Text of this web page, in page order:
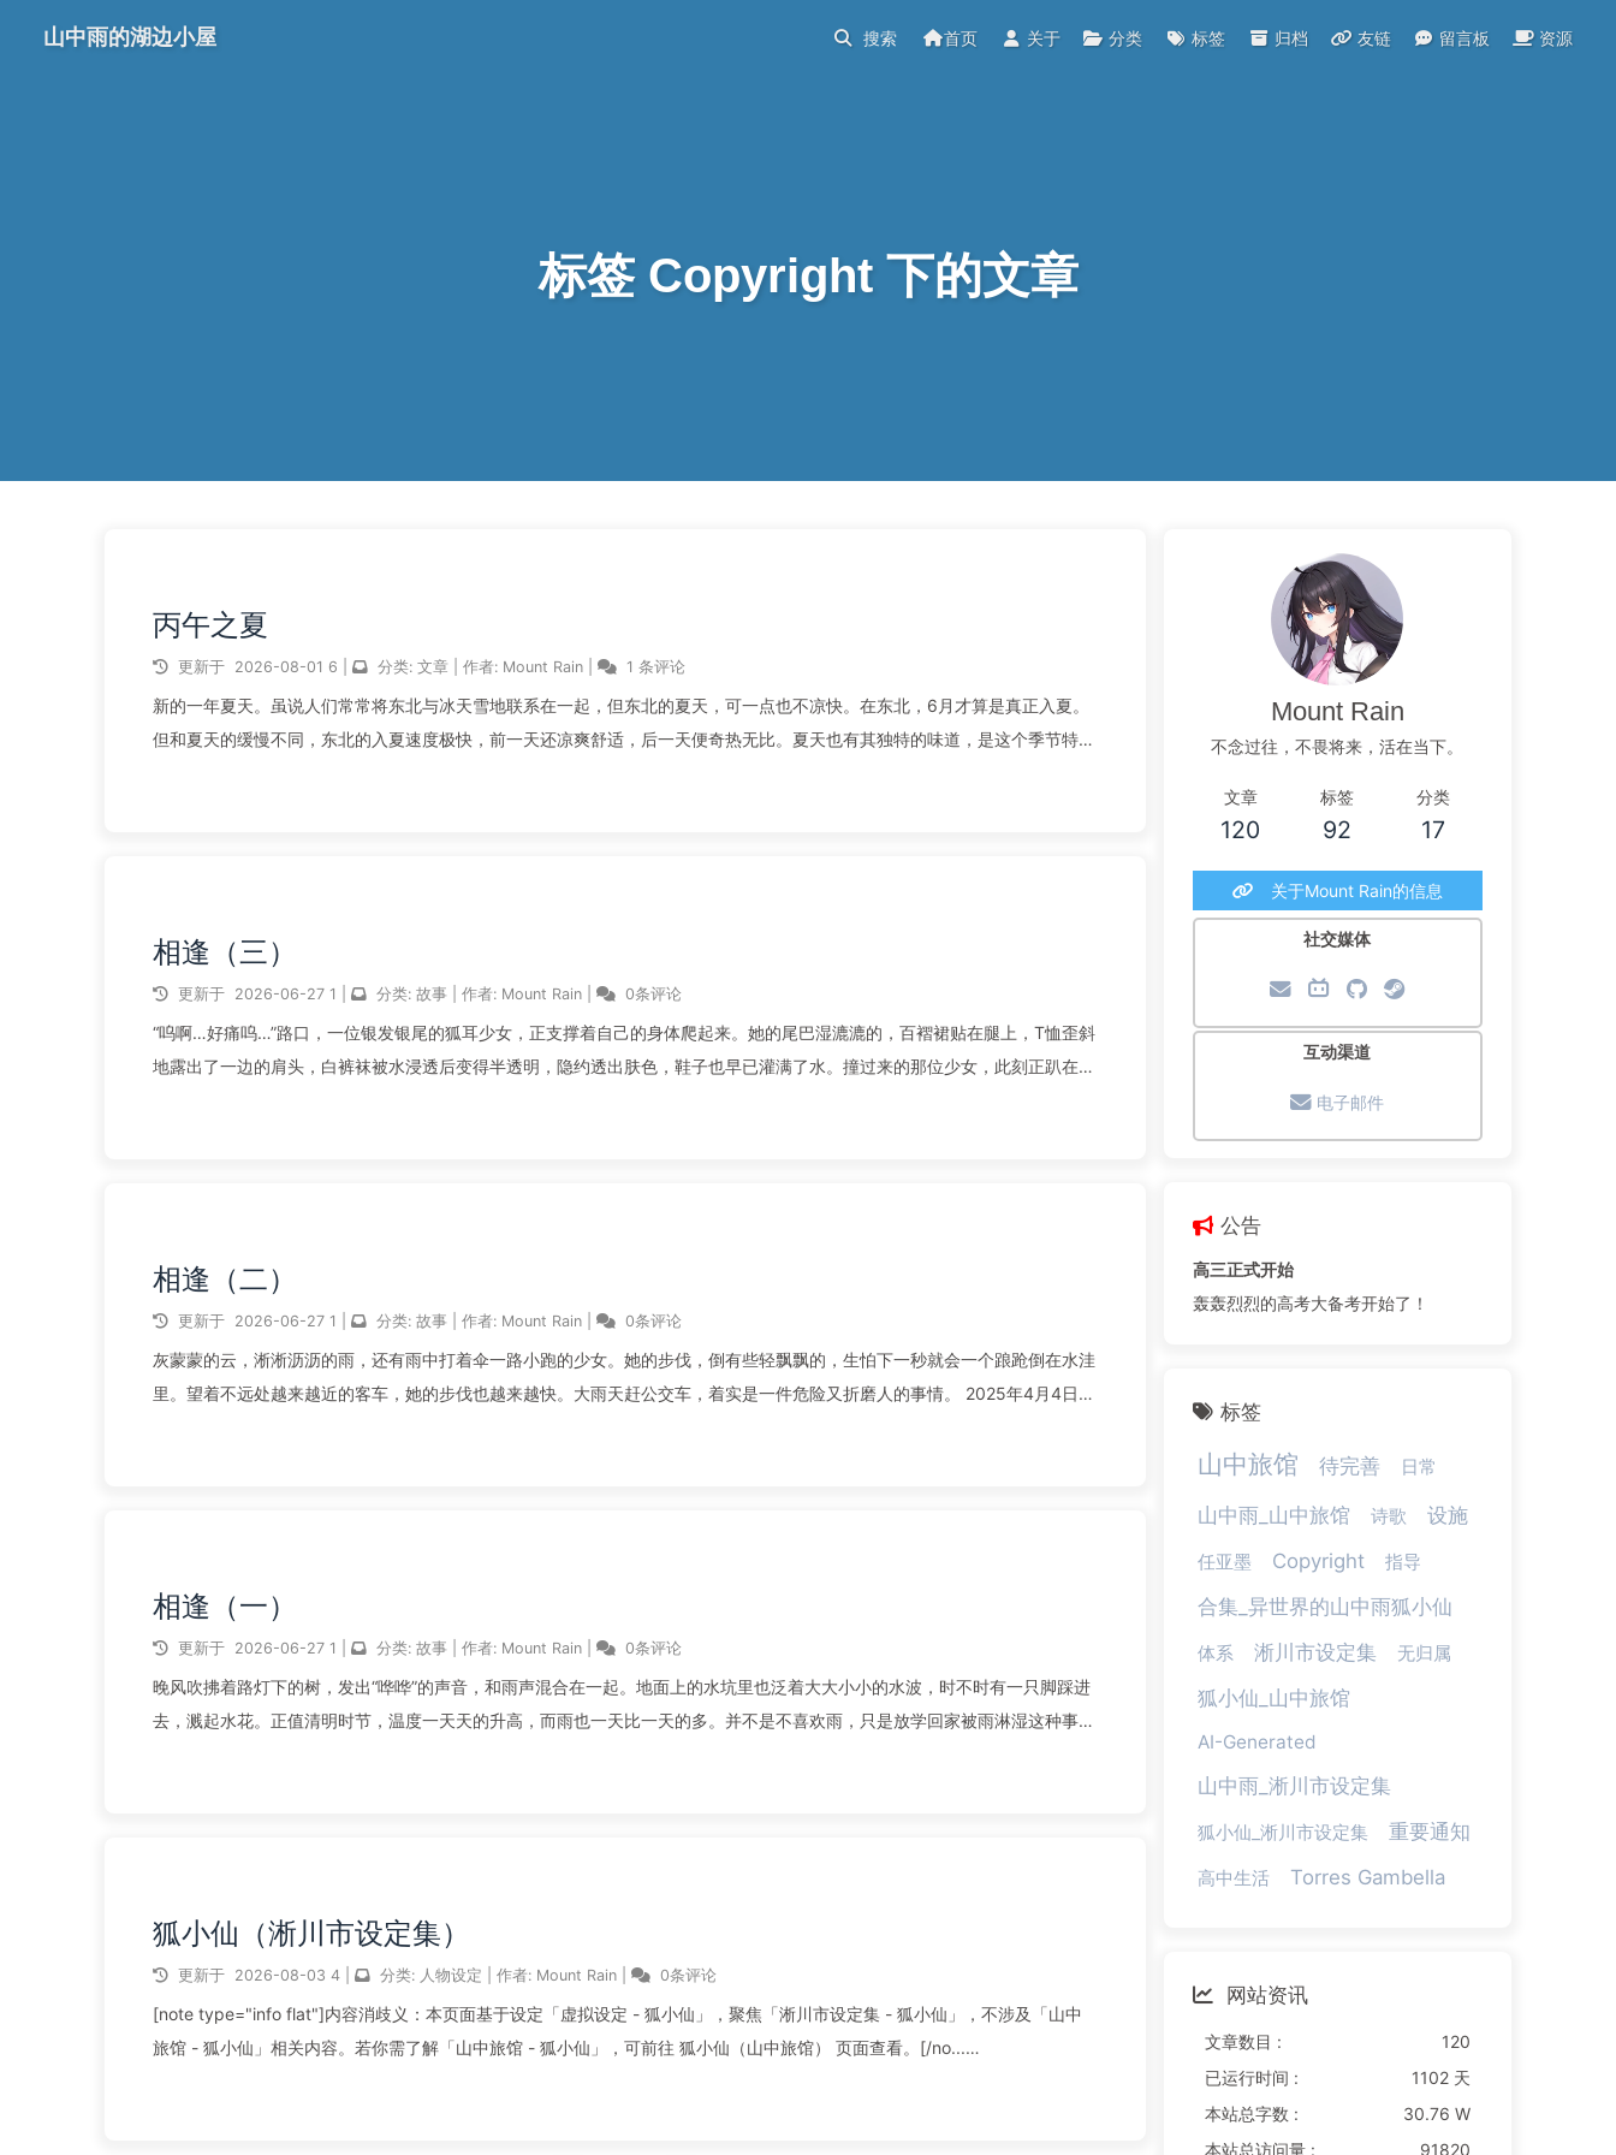
标签 Copyright 下的文章
山中雨的湖边小屋 首页 关于 分类 标签 归档 友链 留言板 资源
丙午之夏
更新于 2026-08-01 6 分类: 文章 作者: Mount Rain 1 条评论
新的一年夏天。虽说人们常常将东北与冰天雪地联系在一起，但东北的夏天，可一点也不凉快。在东北，6月才算是真正入夏。
但和夏天的缓慢不同，东北的入夏速度极快，前一天还凉爽舒适，后一天便奇热无比。夏天也有其独特的味道，是这个季节特有
相逢（三）
更新于 2026-06-27 1 分类: 故事 作者: Mount Rain 0条评论
“呜啊…好痛呜…”路口，一位银发银尾的狐耳少女，正支撑着自己的身体爬起来。她的尾巴湿漉漉的，百褶裙贴在腿上，T恤歪斜
地露出了一边的肩头，白裤袜被水浸透后变得半透明，隐约透出肤色，鞋子也早已灌满了水。撞过来的那位少女，此刻正趴在地
相逢（二）
更新于 2026-06-27 1 分类: 故事 作者: Mount Rain 0条评论
灰蒙蒙的云，淅淅沥沥的雨，还有雨中打着伞一路小跑的少女。她的步伐，倒有些轻飘飘的，生怕下一秒就会一个踉跄倒在水洼
里。望着不远处越来越近的客车，她的步伐也越来越快。大雨天赶公交车，着实是一件危险又折磨人的事情。 2025年4月4日
相逢（一）
更新于 2026-06-27 1 分类: 故事 作者: Mount Rain 0条评论
晚风吹拂着路灯下的树，发出“哗哗”的声音，和雨声混合在一起。地面上的水坑里也泛着大大小小的水波，时不时有一只脚踩进
去，溅起水花。正值清明时节，温度一天天的升高，而雨也一天比一天的多。并不是不喜欢雨，只是放学回家被雨淋湿这种事
狐小仙（淅川市设定集）
更新于 2026-08-03 4 分类: 人物设定 作者: Mount Rain 0条评论
[note type="info flat"]内容消歧义：本页面基于设定「虚拟设定 - 狐小仙」，聚焦「淅川市设定集 - 狐小仙」，不涉及「山中
旅馆 - 狐小仙」相关内容。若你需了解「山中旅馆 - 狐小仙」，可前往 狐小仙（山中旅馆） 页面查看。[/no...
Mount Rain
不念过往，不畏将来，活在当下。
文章
120
标签
92
分类
17
关于Mount Rain的信息
社交媒体
互动渠道
电子邮件
公告
高三正式开始
轰轰烈烈的高考大备考开始了！
标签
山中旅馆 待完善 日常
山中雨_山中旅馆 诗歌 设施
任亚墨 Copyright 指导
合集_异世界的山中雨狐小仙
体系 淅川市设定集 无归属
狐小仙_山中旅馆
AI-Generated
山中雨_淅川市设定集
狐小仙_淅川市设定集 重要通知
高中生活 Torres Gambella
网站资讯
文章数目 :
120
已运行时间 :
1102 天
本站总字数 :
30.76 W
本站总访问量 :
91820